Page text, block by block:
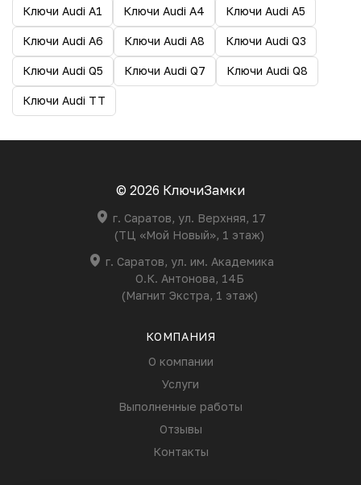
Ключи Audi A1 Ключи Audi A4 Ключи Audi A5
Ключи Audi A6 Ключи Audi A8 Ключи Audi Q3
Ключи Audi Q5 Ключи Audi Q7 Ключи Audi Q8
Ключи Audi TT
© 2026 КлючиЗамки
г. Саратов, ул. Верхняя, 17
(ТЦ «Мой Новый», 1 этаж)
г. Саратов, ул. им. Академика
О.К. Антонова, 14Б
(Магнит Экстра, 1 этаж)
КОМПАНИЯ
О компании
Услуги
Выполненные работы
Отзывы
Контакты